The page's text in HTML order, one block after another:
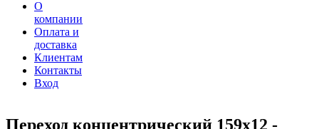
О
компании
Оплата и
доставка
Клиентам
Контакты
Вход
Переход концентрический 159х12 -